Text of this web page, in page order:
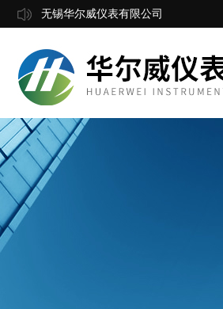
无锡华尔威仪表有限公司